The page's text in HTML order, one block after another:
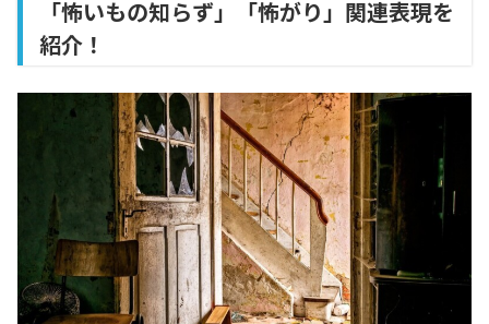
「怖いもの知らず」「怖がり」関連表現を
紹介！